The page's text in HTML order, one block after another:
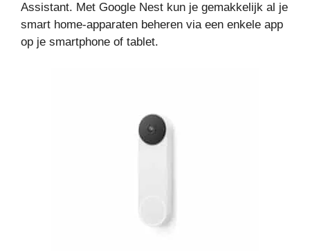
Assistant. Met Google Nest kun je gemakkelijk al je
smart home-apparaten beheren via een enkele app
op je smartphone of tablet.